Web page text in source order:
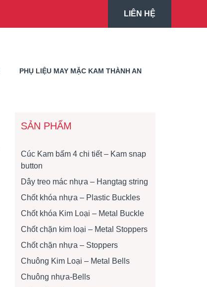
LIÊN HỆ
PHỤ LIỆU MAY MẶC KAM THÀNH AN
SẢN PHẨM
Cúc Kam bấm 4 chi tiết – Kam snap
button
Dây treo mác nhựa – Hangtag string
Chốt khóa nhựa – Plastic Buckles
Chốt khóa Kim Loại – Metal Buckle
Chốt chặn kim loại – Metal Stoppers
Chốt chặn nhựa – Stoppers
Chuông Kim Loại – Metal Bells
Chuông nhựa-Bells